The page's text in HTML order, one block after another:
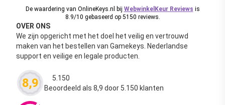
De waardering van OnlineKeys.nl bij WebwinkelKeur Reviews is
8.9/10 gebaseerd op 5150 reviews.
OVER ONS
We zijn opgericht met het doel het veilig en vertrouwd
maken van het bestellen van Gamekeys. Nederlandse
support en veilige en legale producten.
8,9 Waardering
5.150
Beoordeeld als 8,9 door 5.150 klanten